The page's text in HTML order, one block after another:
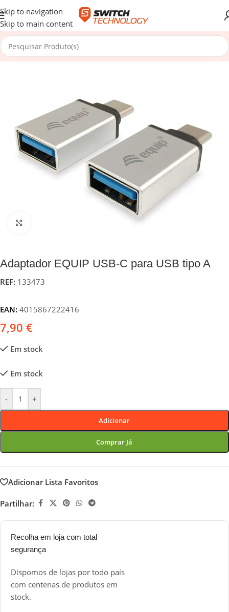
Skip to navigation
Skip to main content
Início/Cabos e Redes
Adaptador EQUIP USB-C para USB tipo A
REF: 133473
EAN: 4015867222416
7,90 €
Em stock
Em stock
- +
Adicionar
Comprar Já
Adicionar Lista Favoritos
Partilhar:
Recolha em loja com total
segurança
Dispomos de lojas por todo país
com centenas de produtos em
stock.